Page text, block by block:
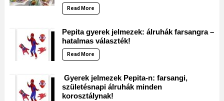
Read More
Pepita gyerek jelmezek: álruhák farsangra –
hatalmas választék!
Read More
Gyerek jelmezek Pepita-n: farsangi,
születésnapi álruhák minden
korosztálynak!